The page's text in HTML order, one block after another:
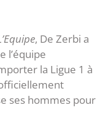
, De Zerbi a
l’équipe
la Ligue 1 à
ses hommes pour